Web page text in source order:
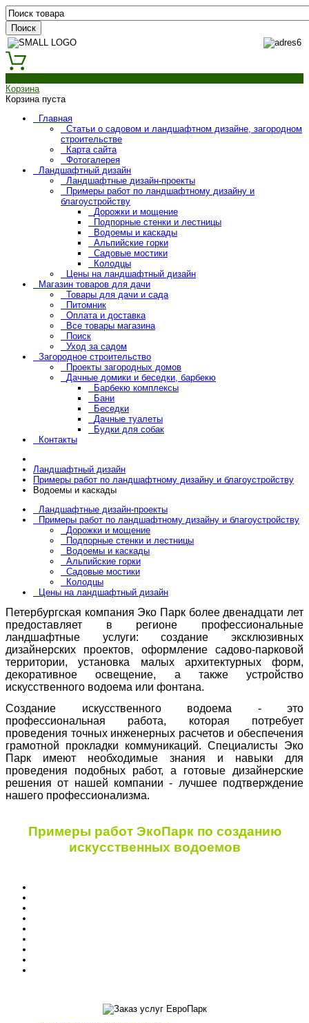
Корзина
Корзина пуста
Главная
Статьи о садовом и ландшафтном дизайне, загородном
строительстве
Карта сайта
Фотогалерея
Ландшафтный дизайн
Ландшафтные дизайн-проекты
Примеры работ по ландшафтному дизайну и
благоустройству
Дорожки и мощение
Подпорные стенки и лестницы
Водоемы и каскады
Альпийские горки
Садовые мостики
Колодцы
Цены на ландшафтный дизайн
Магазин товаров для дачи
Товары для дачи и сада
Питомник
Оплата и доставка
Все товары магазина
Поиск
Уход за садом
Загородное строительство
Проекты загородных домов
Дачные домики и беседки, барбекю
Барбекю комплексы
Бани
Беседки
Дачные туалеты
Будки для собак
Контакты
Ландшафтный дизайн
Примеры работ по ландшафтному дизайну и благоустройству
Водоемы и каскады
Ландшафтные дизайн-проекты
Примеры работ по ландшафтному дизайну и благоустройству
Дорожки и мощение
Подпорные стенки и лестницы
Водоемы и каскады
Альпийские горки
Садовые мостики
Колодцы
Цены на ландшафтный дизайн
Петербургская компания Эко Парк более двенадцати лет
предоставляет в регионе профессиональные
ландшафтные услуги: создание эксклюзивных
дизайнерских проектов, оформление садово-парковой
территории, установка малых архитектурных форм,
декоративное освещение, а также устройство
искусственного водоема или фонтана.
Создание искусственного водоема - это
профессиональная работа, которая потребует
проведения точных инженерных расчетов и обеспечения
грамотной прокладки коммуникаций. Специалисты Эко
Парк имеют необходимые знания и навыки для
проведения подобных работ, а готовые дизайнерские
решения от нашей компании - лучшее подтверждение
нашего профессионализма.
Примеры работ ЭкоПарк по созданию
искусственных водоемов